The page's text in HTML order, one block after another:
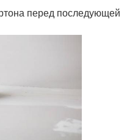
перед последующей